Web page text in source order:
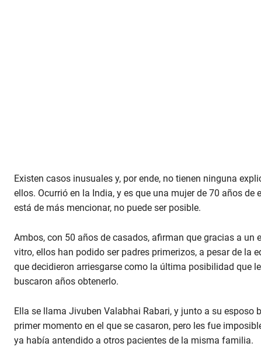
s
c
o
s
V
o
u
m
0
%
Existen casos inusuales y, por ende, no tienen ninguna
ellos. Ocurrió en la India, y es que una mujer de 70 años
está de más mencionar, no puede ser posible.
Ambos, con 50 años de casados, afirman que gracias a
vitro, ellos han podido ser padres primerizos, a pesar de la
que decidieron arriesgarse como la última posibilidad que
buscaron años obtenerlo.
Ella se llama Jivuben Valabhai Rabari, y junto a su esposo
primer momento en el que se casaron, pero les fue
ya había antendido a otros pacientes de la misma familia.